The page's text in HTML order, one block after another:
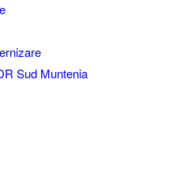
Sud Muntenia